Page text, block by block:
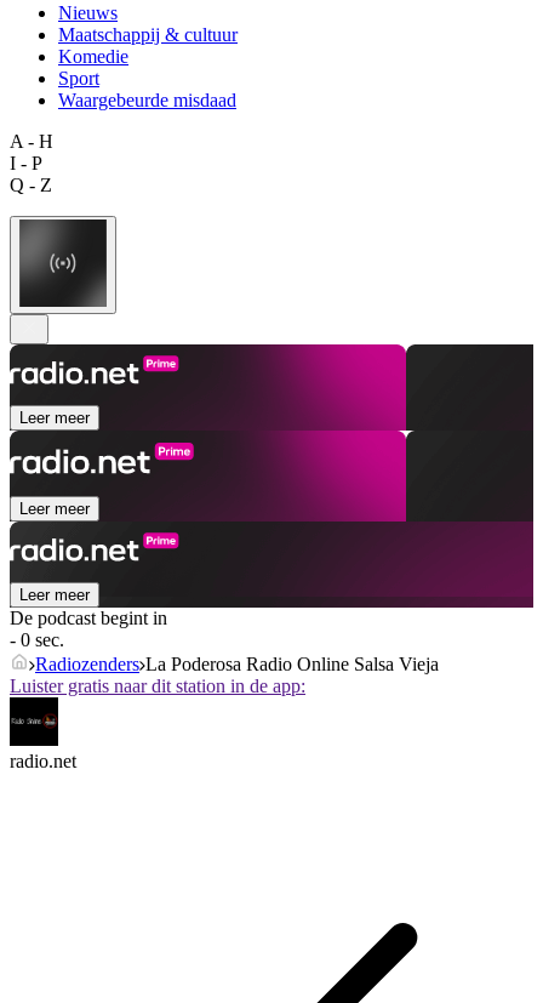
Nieuws
Maatschappij & cultuur
Komedie
Sport
Waargebeurde misdaad
A - H
I - P
Q - Z
Leer meer
Leer meer
Leer meer
De podcast begint in
- 0 sec.
Radiozenders La Poderosa Radio Online Salsa Vieja
Luister gratis naar dit station in de app:
radio.net